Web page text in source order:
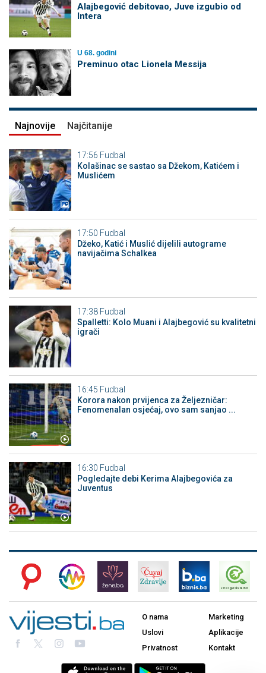
Alajbegović debitovao, Juve izgubio od
Intera
U 68. godini
Preminuo otac Lionela Messija
Najnovije Najčitanije
17:56 Fudbal
Kolašinac se sastao sa Džekom, Katićem i
Muslićem
17:50 Fudbal
Džeko, Katić i Muslić dijelili autograme
navijačima Schalkea
17:38 Fudbal
Spalletti: Kolo Muani i Alajbegović su kvalitetni
igrači
16:45 Fudbal
Korora nakon prvijenca za Željezničar:
Fenomenalan osjećaj, ovo sam sanjao ...
16:30 Fudbal
Pogledajte debi Kerima Alajbegovića za
Juventus
O nama
Uslovi
Privatnost
Marketing
Aplikacije
Kontakt